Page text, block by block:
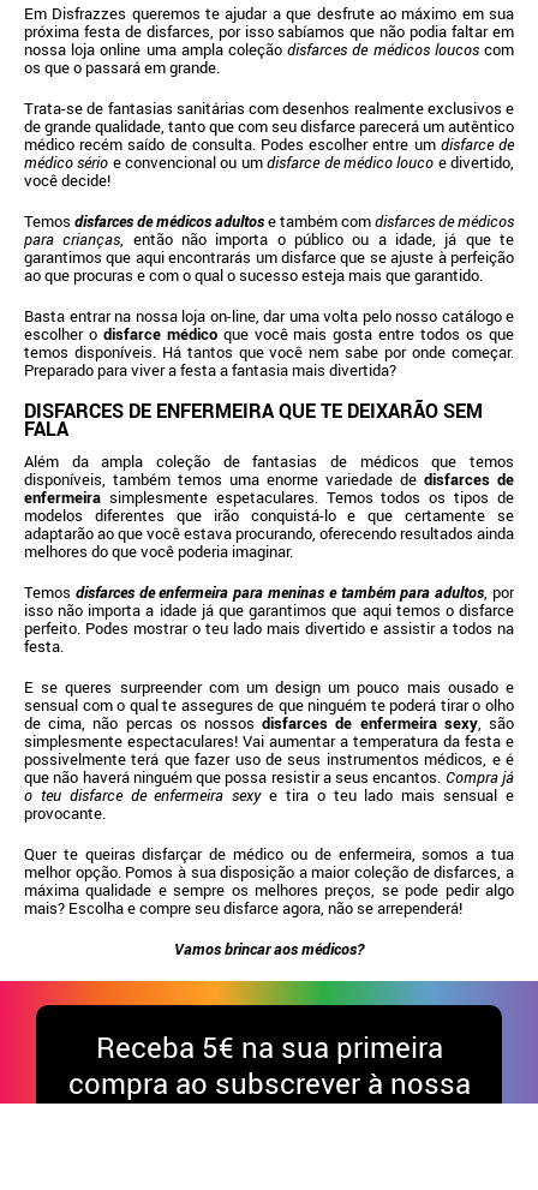
Em Disfrazzes queremos te ajudar a que desfrute ao máximo em sua
próxima festa de disfarces, por isso sabíamos que não podia faltar em
nossa loja online uma ampla coleçãodisfarces de médicos loucoscom
os que o passará em grande.
Trata-se de fantasias sanitárias com desenhos realmente exclusivos e
de grande qualidade, tanto que com seu disfarce parecerá um autêntico
médico recém saído de consulta. Podes escolher entre um disfarce de
médico sério e convencional ou umdisfarce de médico louco e divertido,
você decide!
Temos disfarces de médicos adultose também comdisfarces de médicos
para crianças, então não importa o público ou a idade, já que te
garantimos que aqui encontrarás um disfarce que se ajuste à perfeição
ao que procuras e com o qual o sucesso esteja mais que garantido.
Basta entrar na nossa loja on-line, dar uma volta pelo nosso catálogo e
escolher o disfarce médicoque você mais gosta entre todos os que
temos disponíveis. Há tantos que você nem sabe por onde começar.
Preparado para viver a festa a fantasia mais divertida?
DISFARCES DE ENFERMEIRA QUE TE DEIXARÃO SEM
FALA
Além da ampla coleção de fantasias de médicos que temos
disponíveis, também temos uma enorme variedade de disfarces de
enfermeira simplesmente espetaculares. Temos todos os tipos de
modelos diferentes que irão conquistá-lo e que certamente se
adaptarão ao que você estava procurando, oferecendo resultados ainda
melhores do que você poderia imaginar.
Temos disfarces de enfermeira para meninas e também para adultos, por
isso não importa a idade já que garantimos que aqui temos o disfarce
perfeito. Podes mostrar o teu lado mais divertido e assistir a todos na
festa.
E se queres surpreender com um design um pouco mais ousado e
sensual com o qual te assegures de que ninguém te poderá tirar o olho
de cima, não percas os nossosdisfarces de enfermeira sexy, são
simplesmente espectaculares! Vai aumentar a temperatura da festa e
possivelmente terá que fazer uso de seus instrumentos médicos, e é
que não haverá ninguém que possa resistir a seus encantos. Compra já
o teu disfarce de enfermeira sexye tira o teu lado mais sensual e
provocante.
Quer te queiras disfarçar de médico ou de enfermeira, somos a tua
melhor opção. Pomos à sua disposição a maior coleção de disfarces, a
máxima qualidade e sempre os melhores preços, se pode pedir algo
mais? Escolha e compre seu disfarce agora, não se arrependerá!
Vamos brincar aos médicos?
Receba 5€ na sua primeira
compra ao subscrever à nossa